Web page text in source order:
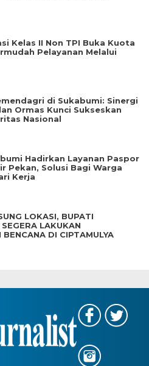
Kelas II Non TPI Buka Kuota
Pelayanan Melalui
di Sukabumi: Sinergi
Ormas Kunci Sukseskan
Nasional
Hadirkan Layanan Paspor
Pekan, Solusi Bagi Warga
Kerja
LOKASI, BUPATI
LAKUKAN
BENCANA DI CIPTAMULYA